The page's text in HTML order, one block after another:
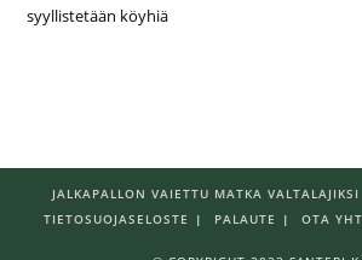
syyllistetään köyhiä
JALKAPALLON VAIETTU MATKA VALTALAJIKSI
TIETOSUOJASELOSTE
PALAUTE OTA